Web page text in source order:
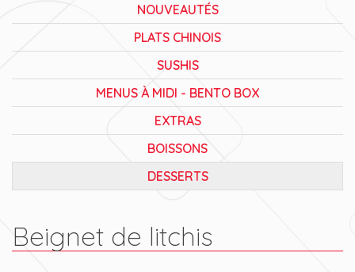
NOUVEAUTÉS
PLATS CHINOIS
SUSHIS
MENUS À MIDI - BENTO BOX
EXTRAS
BOISSONS
DESSERTS
Beignet de litchis